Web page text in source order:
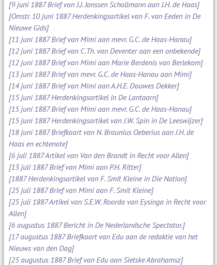
[9 juni 1887 Brief van J.J. Janssen Schollmann aan J.H. de Haas]
[Omstr. 10 juni 1887 Herdenkingsartikel van F. van Eeden in De
Nieuwe Gids]
[11 juni 1887 Brief van Mimi aan mevr. G.C. de Haas-Hanau]
[12 juni 1887 Brief van C.Th. van Deventer aan een onbekende]
[12 juni 1887 Brief van Mimi aan Marie Berdenis van Berlekom]
[13 juni 1887 Brief van mevr. G.C. de Haas-Hanau aan Mimi]
[14 juni 1887 Brief van Mimi aan A.H.E. Douwes Dekker]
[15 juni 1887 Herdenkingsartikel in De Lantaarn]
[15 juni 1887 Brief van Mimi aan mevr. G.C. de Haas-Hanau]
[15 juni 1887 Herdenkingsartikel van J.W. Spin in De Leeswijzer]
[18 juni 1887 Briefkaart van N. Braunius Oeberius aan J.H. de
Haas en echtenote]
[6 juli 1887 Artikel van Van den Brandt in Recht voor Allen]
[13 juli 1887 Brief van Mimi aan P.H. Ritter]
[1887 Herdenkingsartikel van F. Smit Kleine in Die Nation]
[25 juli 1887 Brief van Mimi aan F. Smit Kleine]
[25 juli 1887 Artikel van S.E.W. Roorda van Eysinga in Recht voor
Allen]
[6 augustus 1887 Bericht in De Nederlandsche Spectator.]
[17 augustus 1887 Briefkaart van Edu aan de redaktie van het
Nieuws van den Dag]
[25 augustus 1887 Brief van Edu aan Sietske Abrahamsz]